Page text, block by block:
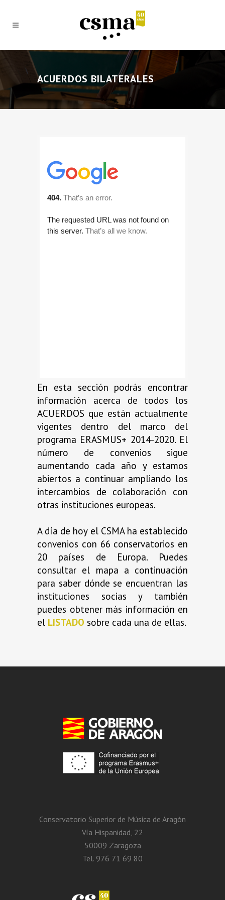
ACUERDOS BILATERALES
En esta sección podrás encontrar
información acerca de todos los
ACUERDOS que están actualmente
vigentes dentro del marco del
programa ERASMUS+ 2014-2020. El
número de convenios sigue
aumentando cada año y estamos
abiertos a continuar ampliando los
intercambios de colaboración con
otras instituciones europeas.
A día de hoy el CSMA ha establecido
convenios con 66 conservatorios en
20 países de Europa. Puedes
consultar el mapa a continuación
para saber dónde se encuentran las
instituciones socias y también
puedes obtener más información en
el LISTADO sobre cada una de ellas.
Conservatorio Superior de Música de Aragón
Vía Hispanidad, 22
50009 Zaragoza
Tel. 976 71 69 80